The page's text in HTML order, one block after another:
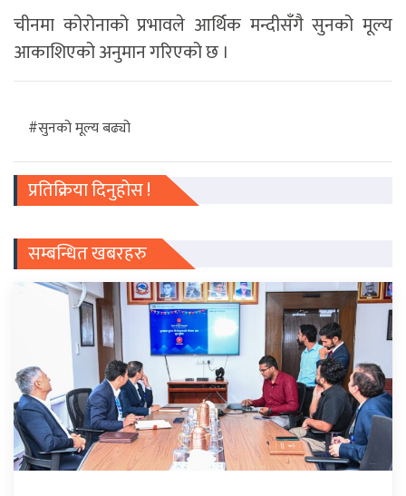
चीनमा कोरोनाको प्रभावले आर्थिक मन्दीसँगै सुनको मूल्य
आकाशिएको अनुमान गरिएको छ ।
#सुनको मूल्य बढ्यो
प्रतिक्रिया दिनुहोस !
सम्बन्धित खबरहरु